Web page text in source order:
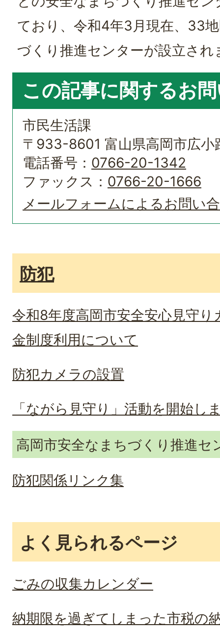
ており、令和4年3月現在、33
づくり推進センターが設立され
この記事に関するお
市民生活課
〒933-8601 富山県高岡市広
電話番号： 0766-20-1342
ファックス： 0766-20-1666
メールフォームによるお問い
防犯
令和8年度高岡市安全安心見守
金制度利用について
防犯カメラの設置
「ながら見守り」活動を開始し
高岡市安全なまちづくり推進セ
防犯関係リンク集
よく見られるページ
ごみの収集カレンダー
納期限を過ぎてしまった市税の